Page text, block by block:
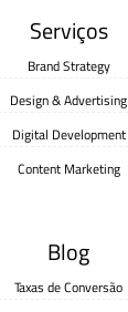
Serviços
Brand Strategy
Design & Advertising
Digital Development
Content Marketing
Blog
Taxas de Conversão